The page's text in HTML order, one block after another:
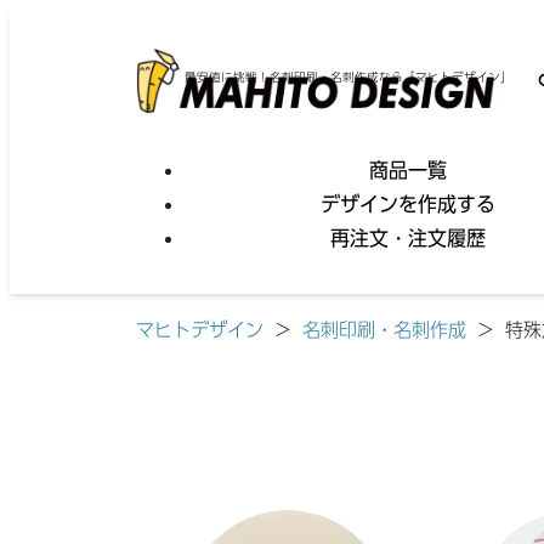
最安値に挑戦！名刺印刷・名刺作成なら「マヒトデザイン」
商品一覧
デザインを作成する
再注文・注文履歴
マヒトデザイン > 名刺印刷・名刺作成 > 特